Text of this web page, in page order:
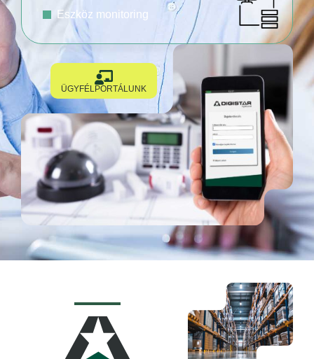
Eszköz monitoring
ÜGYFÉLPORTÁLUNK